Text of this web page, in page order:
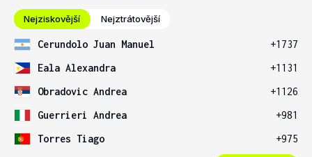
Nejziskovější Nejztrátovější
Cerundolo Juan Manuel
+1737
Eala Alexandra
+1131
Obradovic Andrea
+1126
Guerrieri Andrea
+981
Torres Tiago
+975